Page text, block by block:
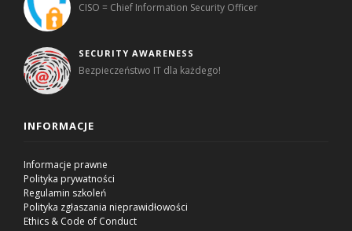
CISO = Chief Information Security Officer
SECURITY AWARENESS
Bezpieczeństwo IT dla każdego!
INFORMACJE
Informacje prawne
Polityka prywatności
Regulamin szkoleń
Polityka zgłaszania nieprawidłowości
Ethics & Code of Conduct